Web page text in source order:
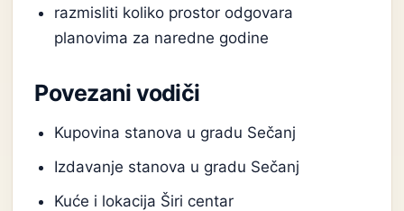
razmisliti koliko prostor odgovara
planovima za naredne godine
Povezani vodiči
Kupovina stanova u gradu Sečanj
Izdavanje stanova u gradu Sečanj
Kuće i lokacija Širi centar